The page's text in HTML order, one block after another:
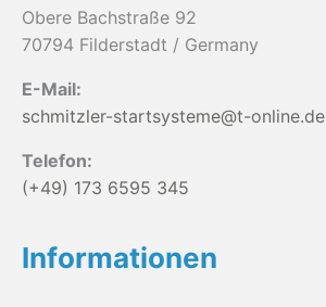
Obere Bachstraße 92
70794 Filderstadt / Germany
E-Mail:
schmitzler-startsysteme@t-online.de
Telefon:
(+49) 173 6595 345
Informationen